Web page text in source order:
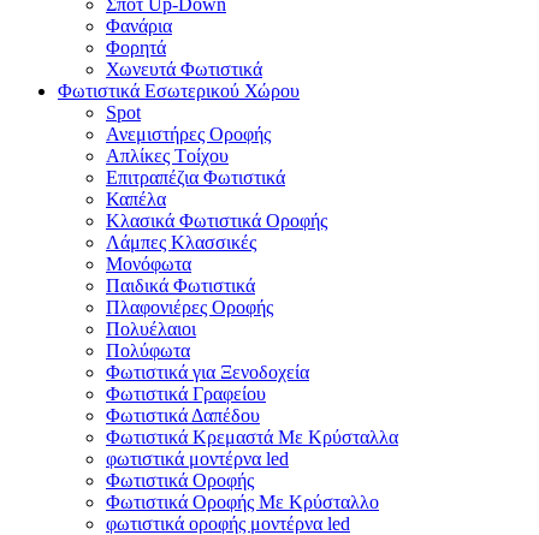
Φανάρια
Φορητά
Χωνευτά Φωτιστικά
Φωτιστικά Εσωτερικού Χώρου
Spot
Ανεμιστήρες Οροφής
Απλίκες Tοίχου
Επιτραπέζια Φωτιστικά
Καπέλα
Κλασικά Φωτιστικά Οροφής
Λάμπες Κλασσικές
Μονόφωτα
Παιδικά Φωτιστικά
Πλαφονιέρες Oροφής
Πολυέλαιοι
Πολύφωτα
Φωτιστικά για Ξενοδοχεία
Φωτιστικά Γραφείου
Φωτιστικά Δαπέδου
Φωτιστικά Κρεμαστά Mε Kρύσταλλα
φωτιστικά μοντέρνα led
Φωτιστικά Οροφής
Φωτιστικά Οροφής Mε Kρύσταλλο
φωτιστικά οροφής μοντέρνα led